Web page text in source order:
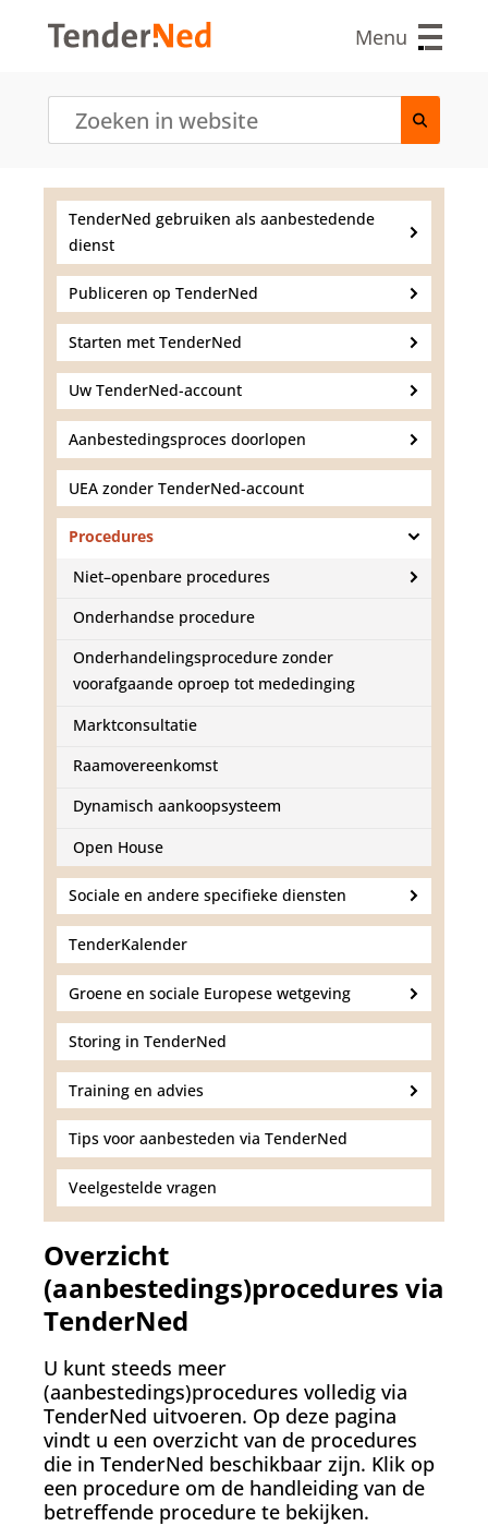
Menu
TenderNed gebruiken als aanbestedende
dienst
Publiceren op TenderNed
Starten met TenderNed
Uw TenderNed-account
Aanbestedingsproces doorlopen
UEA zonder TenderNed-account
Procedures
Niet–openbare procedures
Onderhandse procedure
Onderhandelingsprocedure zonder
voorafgaande oproep tot mededinging
Marktconsultatie
Raamovereenkomst
Dynamisch aankoopsysteem
Open House
Sociale en andere specifieke diensten
TenderKalender
Groene en sociale Europese wetgeving
Storing in TenderNed
Training en advies
Tips voor aanbesteden via TenderNed
Veelgestelde vragen
Overzicht
(aanbestedings)procedures via
TenderNed
U kunt steeds meer
(aanbestedings)procedures volledig via
TenderNed uitvoeren. Op deze pagina
vindt u een overzicht van de procedures
die in TenderNed beschikbaar zijn. Klik op
een procedure om de handleiding van de
betreffende procedure te bekijken.